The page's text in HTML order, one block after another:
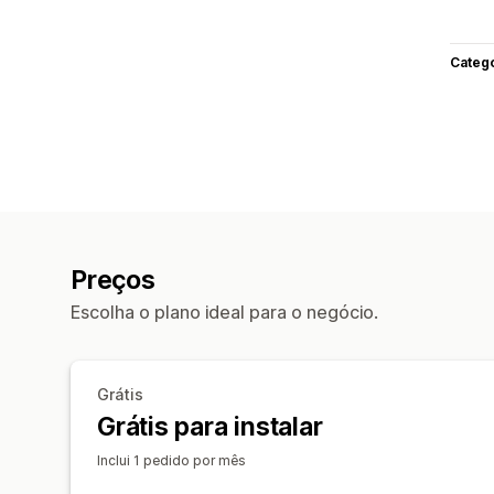
Preços
Escolha o plano ideal para o negócio.
Grátis
Grátis para instalar
Inclui 1 pedido por mês